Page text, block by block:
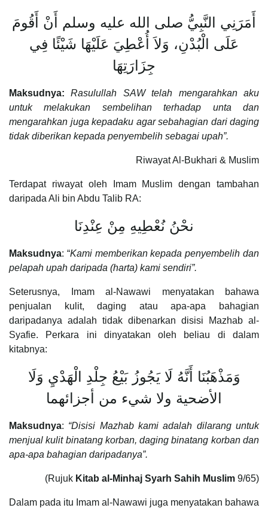
أَمَرَنِي النَّبِيُّ صلى الله عليه وسلم أَنْ أَقُومَ
عَلَى الْبُدْنِ، وَلاَ أُعْطِيَ عَلَيْهَا شَيْئًا فِي
جِزَارَتِهَا
Maksudnya:
Rasulullah SAW telah mengarahkan aku
untuk melakukan sembelihan terhadap unta dan
mengarahkan juga kepadaku agar sebahagian dari daging
tidak diberikan kepada penyembelih sebagai upah”.
Riwayat Al-Bukhari & Muslim
Terdapat riwayat oleh Imam Muslim dengan tambahan
daripada Ali bin Abdu Talib RA:
نحْنُ نُعْطِيهِ مِنْ عِنْدِنَا
Maksudnya: “Kami memberikan kepada penyembelih dan
pelapah upah daripada (harta) kami sendiri”.
Seterusnya, Imam al-Nawawi menyatakan bahawa
penjualan kulit, daging atau apa-apa bahagian
daripadanya adalah tidak dibenarkan disisi Mazhab al-
Syafie. Perkara ini dinyatakan oleh beliau di dalam
kitabnya:
وَمَذْهَبُنَا أَنَّهُ لَا يَجُوزُ بَيْعُ جِلْدِ الْهَدْيِ وَلَا
الأضحية ولا شيء من أجزائهما
Maksudnya: “Disisi Mazhab kami adalah dilarang untuk
menjual kulit binatang korban, daging binatang korban dan
apa-apa bahagian daripadanya”.
(Rujuk Kitab al-Minhaj Syarh Sahih Muslim 9/65)
Dalam pada itu Imam al-Nawawi juga menyatakan bahawa